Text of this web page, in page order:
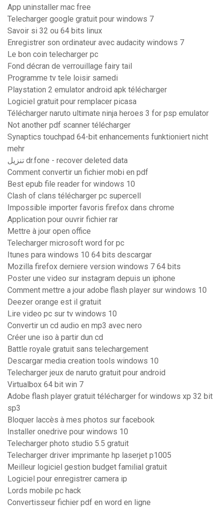
App uninstaller mac free
Telecharger google gratuit pour windows 7
Savoir si 32 ou 64 bits linux
Enregistrer son ordinateur avec audacity windows 7
Le bon coin telecharger pc
Fond décran de verrouillage fairy tail
Programme tv tele loisir samedi
Playstation 2 emulator android apk télécharger
Logiciel gratuit pour remplacer picasa
Télécharger naruto ultimate ninja heroes 3 for psp emulator
Not another pdf scanner télécharger
Synaptics touchpad 64-bit enhancements funktioniert nicht
mehr
تنزيل dr.fone - recover deleted data
Comment convertir un fichier mobi en pdf
Best epub file reader for windows 10
Clash of clans télécharger pc supercell
Impossible importer favoris firefox dans chrome
Application pour ouvrir fichier rar
Mettre à jour open office
Telecharger microsoft word for pc
Itunes para windows 10 64 bits descargar
Mozilla firefox derniere version windows 7 64 bits
Poster une video sur instagram depuis un iphone
Comment mettre a jour adobe flash player sur windows 10
Deezer orange est il gratuit
Lire video pc sur tv windows 10
Convertir un cd audio en mp3 avec nero
Créer une iso à partir dun cd
Battle royale gratuit sans telechargement
Descargar media creation tools windows 10
Telecharger jeux de naruto gratuit pour android
Virtualbox 64 bit win 7
Adobe flash player gratuit télécharger for windows xp 32 bit
sp3
Bloquer laccès à mes photos sur facebook
Installer onedrive pour windows 10
Telecharger photo studio 5.5 gratuit
Telecharger driver imprimante hp laserjet p1005
Meilleur logiciel gestion budget familial gratuit
Logiciel pour enregistrer camera ip
Lords mobile pc hack
Convertisseur fichier pdf en word en ligne